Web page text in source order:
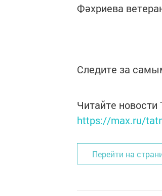
Фәхриева
Следите за
Читайте
https://max.ru/
Перейти на